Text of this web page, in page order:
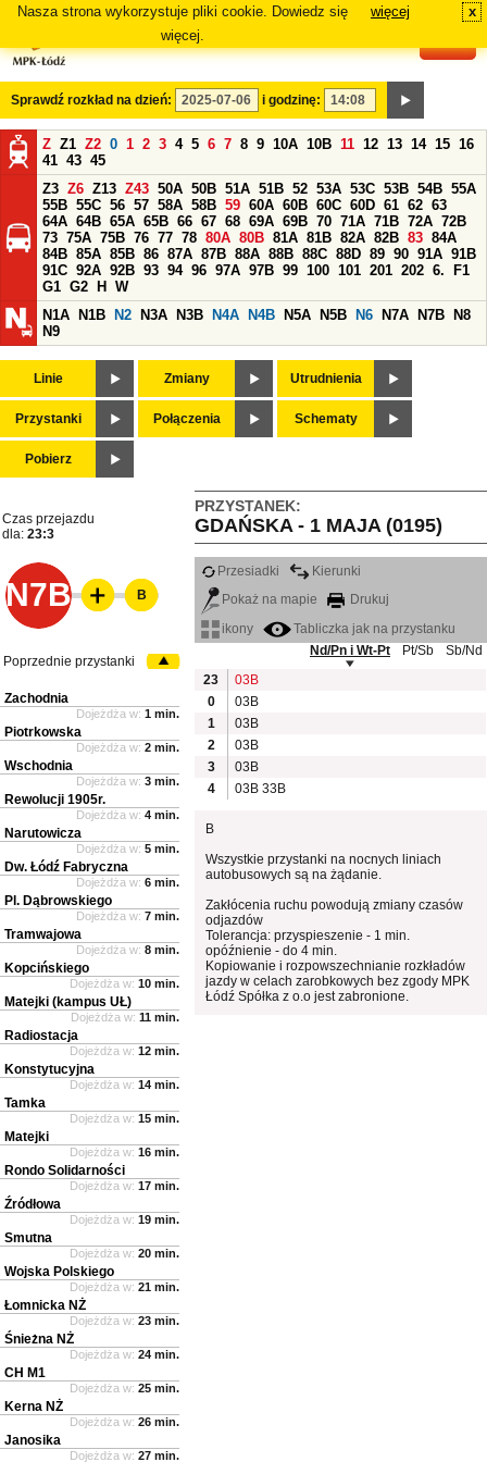
Nasza strona wykorzystuje pliki cookie. Dowiedz się
więcej.
więcej x
Sprawdź rozkład na dzień: i godzinę:
Z Z1 Z2 0 1 2 3 4 5 6 7 8 9 10A 10B 11 12 13 14 15 16
41 43 45
Z3 Z6 Z13 Z43 50A 50B 51A 51B 52 53A 53C 53B 54B 55A
55B 55C 56 57 58A 58B 59 60A 60B 60C 60D 61 62 63
64A 64B 65A 65B 66 67 68 69A 69B 70 71A 71B 72A 72B
73 75A 75B 76 77 78 80A 80B 81A 81B 82A 82B 83 84A
84B 85A 85B 86 87A 87B 88A 88B 88C 88D 89 90 91A 91B
91C 92A 92B 93 94 96 97A 97B 99 100 101 201 202 6.
F1
G1 G2 H
W
N1A
N1B N2 N3A N3B N4A N4B N5A N5B N6 N7A N7B
N8
N9
Linie Zmiany Utrudnienia
Przystanki Połączenia Schematy
Pobierz
PRZYSTANEK:
GDAŃSKA - 1 MAJA (0195)
Czas przejazdu
dla: 23:3
N7B
Przesiadki
Kierunki
Pokaż na mapie
Drukuj
ikony
Tabliczka jak na przystanku
Nd/Pn i Wt-Pt
Pt/Sb
Sb/Nd
23
03B
0
03B
1
03B
2
03B
3
03B
4
03B 33B
B
Wszystkie przystanki na nocnych liniach
autobusowych są na żądanie.
Zakłócenia ruchu powodują zmiany czasów
odjazdów
Tolerancja: przyspieszenie - 1 min.
opóźnienie - do 4 min.
Kopiowanie i rozpowszechnianie rozkładów
jazdy w celach zarobkowych bez zgody MPK
Łódź Spółka z o.o jest zabronione.
B
Poprzednie przystanki
Zachodnia
Dojeżdża w: 1 min.
Piotrkowska
Dojeżdża w: 2 min.
Wschodnia
Dojeżdża w: 3 min.
Rewolucji 1905r.
Dojeżdża w: 4 min.
Narutowicza
Dojeżdża w: 5 min.
Dw. Łódź Fabryczna
Dojeżdża w: 6 min.
Pl. Dąbrowskiego
Dojeżdża w: 7 min.
Tramwajowa
Dojeżdża w: 8 min.
Kopcińskiego
Dojeżdża w: 10 min.
Matejki (kampus UŁ)
Dojeżdża w: 11 min.
Radiostacja
Dojeżdża w: 12 min.
Konstytucyjna
Dojeżdża w: 14 min.
Tamka
Dojeżdża w: 15 min.
Matejki
Dojeżdża w: 16 min.
Rondo Solidarności
Dojeżdża w: 17 min.
Źródłowa
Dojeżdża w: 19 min.
Smutna
Dojeżdża w: 20 min.
Wojska Polskiego
Dojeżdża w: 21 min.
Łomnicka NŻ
Dojeżdża w: 23 min.
Śnieżna NŻ
Dojeżdża w: 24 min.
CH M1
Dojeżdża w: 25 min.
Kerna NŻ
Dojeżdża w: 26 min.
Janosika
Dojeżdża w: 27 min.